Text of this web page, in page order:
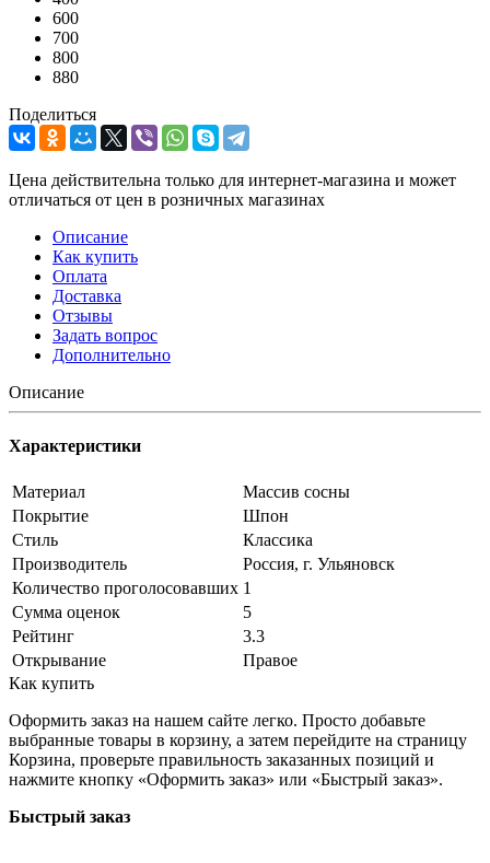
600
700
800
880
Поделиться
Цена действительна только для интернет-магазина и может
отличаться от цен в розничных магазинах
Описание
Как купить
Оплата
Доставка
Отзывы
Задать вопрос
Дополнительно
Описание
Характеристики
Материал
Массив сосны
Покрытие
Шпон
Стиль
Классика
Производитель
Россия, г. Ульяновск
Количество проголосовавших 1
Сумма оценок
5
Рейтинг
3.3
Открывание
Правое
Как купить
Оформить заказ на нашем сайте легко. Просто добавьте
выбранные товары в корзину, а затем перейдите на страницу
Корзина, проверьте правильность заказанных позиций и
нажмите кнопку «Оформить заказ» или «Быстрый заказ».
Быстрый заказ